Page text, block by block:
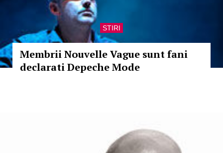
STIRI
Membrii Nouvelle Vague sunt fani
declarati Depeche Mode